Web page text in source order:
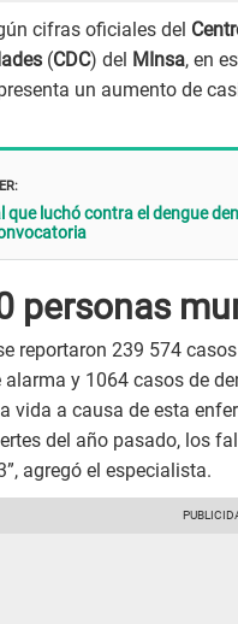
cifras oficiales del
(CDC) del MInsa, en
un aumento de
que luchó contra el dengue
personas
reportaron 239 574
y 1064 casos de
vida a causa de esta
del año pasado, los
agregó el especialista.